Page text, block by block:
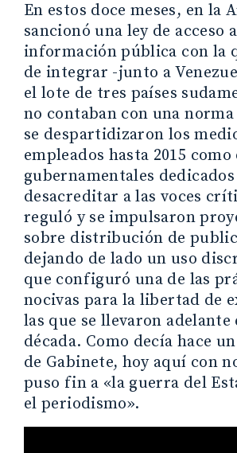
En estos doce meses, en la
sancionó una ley de acceso
información pública con la
de integrar -junto a
el lote de tres países
no contaban con una
se despartidizaron los
empleados hasta 2015 como
gubernamentales dedicados
desacreditar a las voces
reguló y se impulsaron
sobre distribución de
dejando de lado un uso
que configuró una de las
nocivas para la libertad de
las que se llevaron
década. Como decía hace
de Gabinete, hoy aquí con
puso fin a «la guerra del
el periodismo».